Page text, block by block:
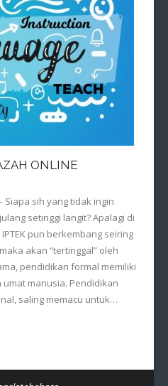
ONLINE
Siapa sih yang tidak ingin
setinggi langit? Apalagi di
pun berkembang seiring
akan “tertinggal” oleh
pendidikan formal memiliki
manusia. Pendidikan
saling memacu untuk…